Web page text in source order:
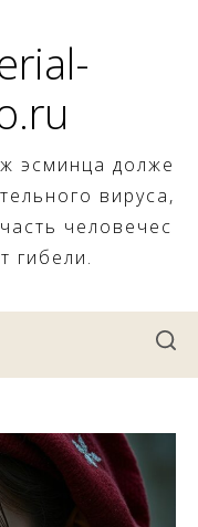
эсминца долже
вируса,
человечес
гибели.